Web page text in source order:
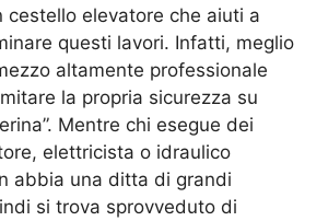
cestello elevatore che aiuti a
questi lavori. Infatti, meglio
altamente professionale
la propria sicurezza su
Mentre chi esegue dei
elettricista o idraulico
abbia una ditta di grandi
si trova sprovveduto di